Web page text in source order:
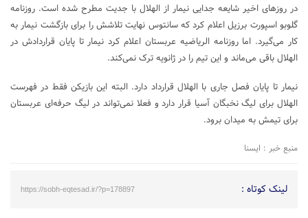
در روزهای اخیر شایعه جدایی نیمار از الهلال با جدیت مطرح شده است. روزنامه
گلوبو اسپورت برزیل اعلام کرد که سانتوس نهایت تلاشش را برای بازگشت نیمار به
کار می‌گیرد. اما روزنامه الریاضیه عربستان اعلام کرد نیمار تا پایان قراردادش در
الهلال باقی می‌ماند و این تیم را در ژانویه ترک نمی‌کند.
نیمار تا پایان فصل جاری با الهلال قرارداد دارد. البته این بازیکن فقط در فهرست
الهلال برای لیگ نخبگان آسیا قرار دارد و فعلا نمی‌تواند در لیگ حرفه‌ای عربستان
برای تیمش به میدان برود.
منبع خبر : ایسنا
لینک کوتاه : https://sobh-eqtesad.ir/?p=178897